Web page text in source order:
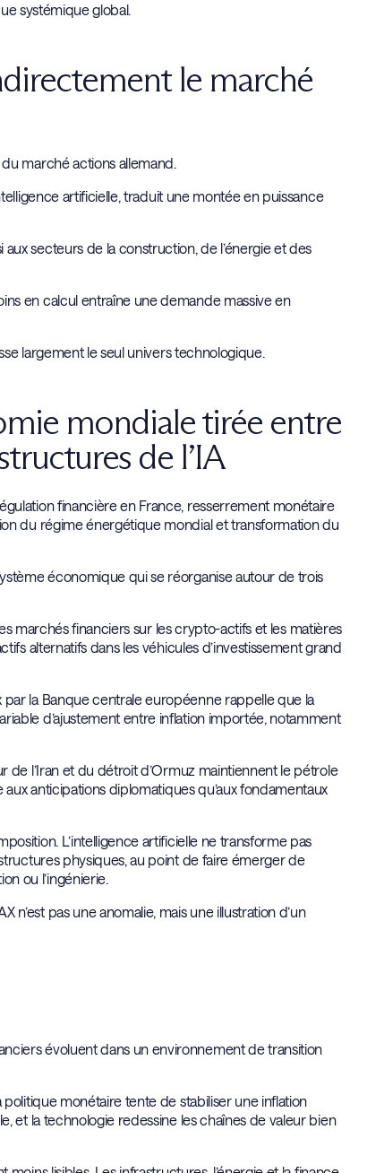
systémique global.
le marché
marché actions allemand.
artificielle, traduit une montée en puissance
secteurs de la construction, de l’énergie et des
en calcul entraîne une demande massive en
largement le seul univers technologique.
mondiale tirée entre
de l’IA
financière en France, resserrement monétaire
du régime énergétique mondial et transformation du
économique qui se réorganise autour de trois
marchés financiers sur les crypto-actifs et les matières
alternatifs dans les véhicules d’investissement grand
la Banque centrale européenne rappelle que la
d’ajustement entre inflation importée, notamment
l’Iran et du détroit d’Ormuz maintiennent le pétrole
anticipations diplomatiques qu’aux fondamentaux
L’intelligence artificielle ne transforme pas
physiques, au point de faire émerger de
ou l’ingénierie.
n’est pas une anomalie, mais une illustration d’un
évoluent dans un environnement de transition
monétaire tente de stabiliser une inflation
et la technologie redessine les chaînes de valeur bien